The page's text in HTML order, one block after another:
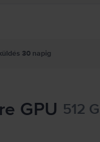
30 napig
GPU 512